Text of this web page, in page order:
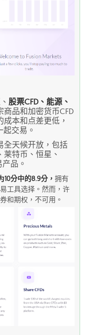
股票CFD、能源、
商品和加密货币CFD
本和点差更低，
交易。
全天候开放，包括
特币、恒星、
品。
分中的8.9分， 拥有
工具选择。然而，许
和期权，不可用。